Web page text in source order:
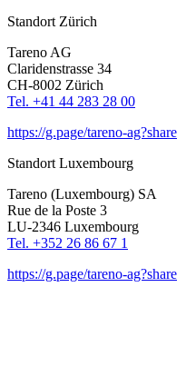
Standort Zürich
Tareno AG
Clari­den­strasse 34
CH-8002 Zürich
Tel. +41 44 283 28 00
https://g.page/tareno-ag?share
Standort Luxem­bourg
Tareno (Luxem­bourg) SA
Rue de la Poste 3
LU-2346 Luxem­bourg
Tel. +352 26 86 67 1
https://g.page/tareno-ag?share